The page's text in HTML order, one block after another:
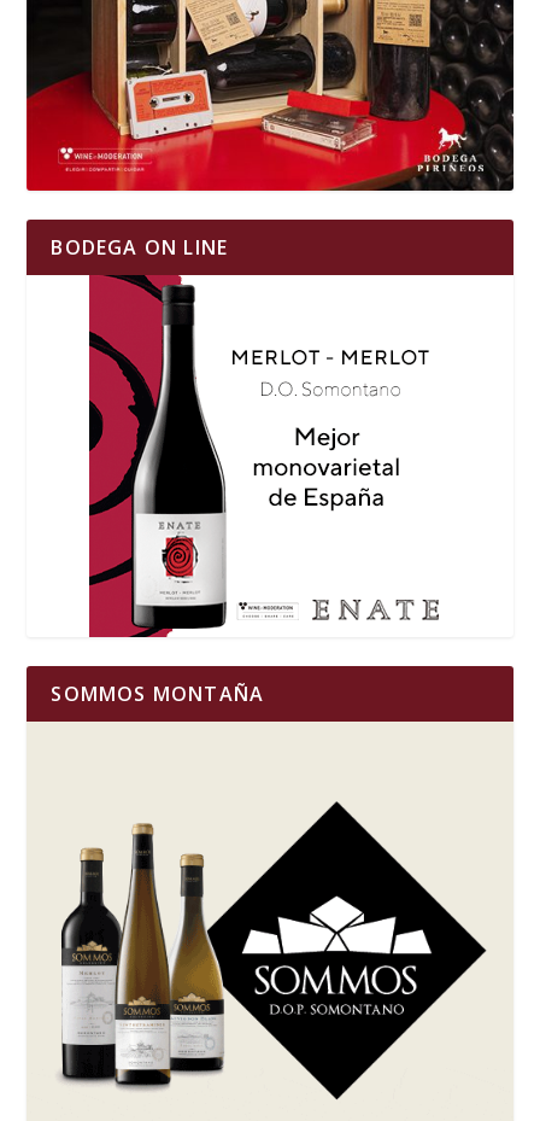
BODEGA ON LINE
SOMMOS MONTAÑA